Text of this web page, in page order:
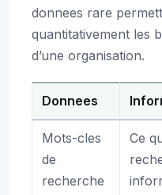
donnees rare
quantitativement les
d’une organisation.
Donnees
Mots-cles
de
recherche
Ce